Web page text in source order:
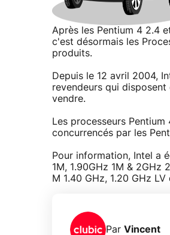
Après les Pentium 4 2.4
c'est désormais les
produits.
Depuis le 12 avril 2004,
revendeurs qui
vendre.
Les processeurs
concurrencés par les
Pour information, Intel a
1M, 1.90GHz 1M &
M 1.40 GHz, 1.20 GHz
Par Vincent